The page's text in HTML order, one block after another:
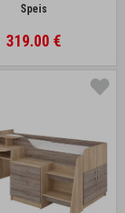
Speis
319.00 €